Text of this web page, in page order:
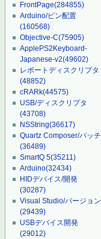
FrontPage(284855)
Arduino/ピン配置
(160568)
Objective-C(75905)
ApplePS2Keyboard-
Japanese-v2(49602)
レポートディスクリプタ
(48852)
cRARk(44575)
USB/ディスクリプタ
(43708)
NSString(36617)
Quartz Composer/パッチ
(36489)
SmartQ 5(35211)
Arduino(32434)
HIDデバイス/開発
(30287)
Visual Studio/バージョン
(29439)
USBデバイス開発
(29012)